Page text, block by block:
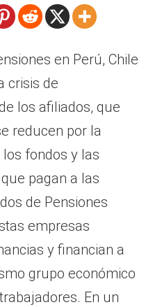
en Perú, Chile
crisis de
los afiliados, que
reducen por la
fondos y las
pagan a las
de Pensiones
empresas
y financian a
grupo económico
En un